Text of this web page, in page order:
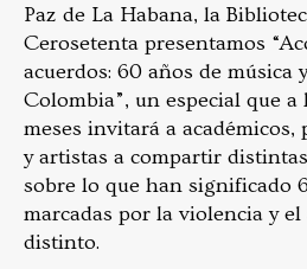
Paz de La Habana, la
Cerosetenta presentamos
acuerdos: 60 años de música
Colombia”, un especial que a
meses invitará a académicos,
y artistas a compartir
sobre lo que han significado
marcadas por la violencia y
distinto.